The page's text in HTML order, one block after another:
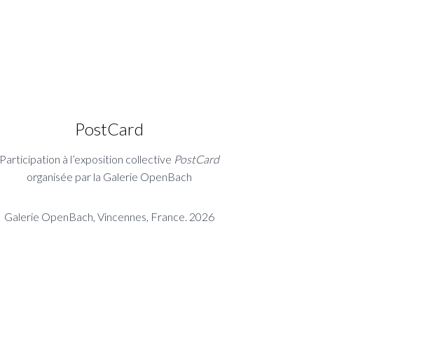
PostCard
Participation à l’exposition collective PostCard
organisée par la Galerie OpenBach
Galerie OpenBach, Vincennes, France. 2026